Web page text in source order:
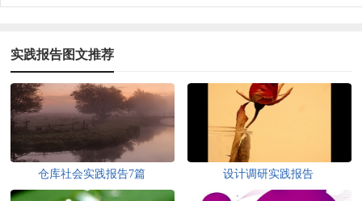
实践报告图文推荐
仓库社会实践报告7篇 设计调研实践报告